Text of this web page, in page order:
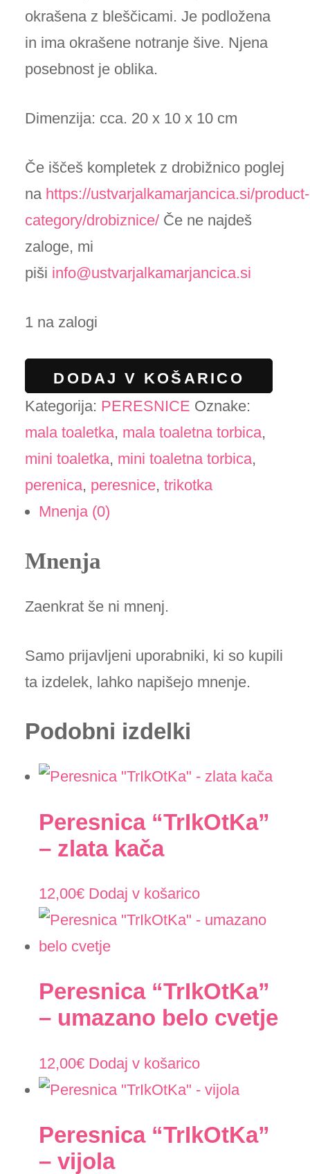
okrašena z bleščicami. Je podložena
in ima okrašene notranje šive. Njena
posebnost je oblika.
Dimenzija: cca. 20 x 10 x 10 cm
Če iščeš kompletek z drobižnico poglej
na https://ustvarjalkamarjancica.si/product-
category/drobiznice/ Če ne najdeš
zaloge, mi
piši info@ustvarjalkamarjancica.si
1 na zalogi
Peresnica
"paleta
količina
DODAJ V KOŠARICO
Kategorija: PERESNICE Oznake:
mala toaletka, mala toaletna torbica,
mini toaletka, mini toaletna torbica,
perenica, peresnice,trikotka
Mnenja (0)
Mnenja
Zaenkrat še ni mnenj.
Samo prijavljeni uporabniki, ki so kupili
ta izdelek, lahko napišejo mnenje.
Podobni izdelki
Peresnica “TrIkOtKa”
– zlata kača
12,00€ Dodaj v košarico
Peresnica “TrIkOtKa”
– umazano belo cvetje
12,00€ Dodaj v košarico
Peresnica “TrIkOtKa”
– vijola